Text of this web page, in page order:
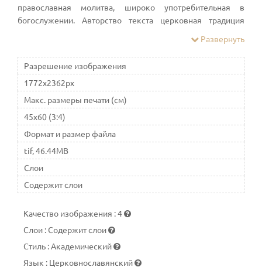
православная молитва, широко употребительная в
богослужении. Авторство текста церковная традиция
всегда сопровождает припев «Честнейшую херувим»
(который также используется как припев евангельской
песни Богородицы и как самостоятельное
молитвословие)
Развернуть
Разрешение изображения
1772x2362px
Макс. размеры печати (см)
45x60 (3:4)
Формат и размер файла
tif, 46.44MB
Слои
Содержит слои
Качество изображения :4
Слои :Содержит слои
Стиль :Академический
Язык : Церковнославянский